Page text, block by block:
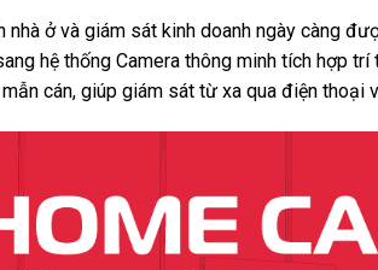
nhà ở và giám sát kinh doanh ngày càng
hệ thống Camera thông minh tích hợp trí
cán, giúp giám sát từ xa qua điện thoại